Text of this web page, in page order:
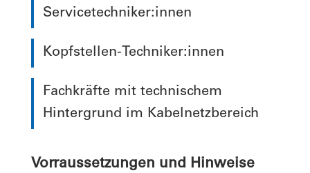
Servicetechniker:innen
Kopfstellen-Techniker:innen
Fachkräfte mit technischem
Hintergrund im Kabelnetzbereich
Vorraussetzungen und Hinweise